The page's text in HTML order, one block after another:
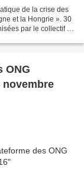
de la crise des
et la Hongrie ». 30
par le collectif le
ONG
novembre